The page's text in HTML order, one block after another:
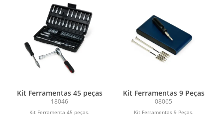
Kit Ferramentas 45 peças
18046
Kit Ferramenta 45 peças.
Kit Ferramentas 9 Peças
08065
Kit Ferramentas 9 Peças.